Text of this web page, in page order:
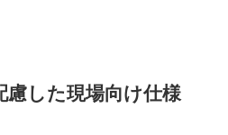
慮した現場向け仕様